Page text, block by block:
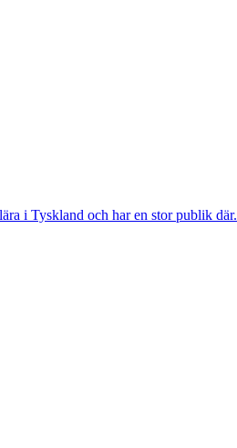
i Tyskland och har en stor publik där.